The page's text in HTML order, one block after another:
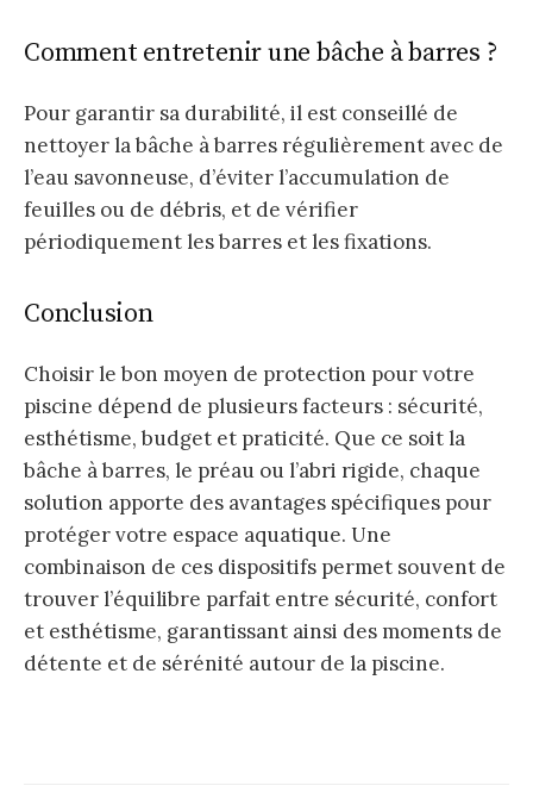
Comment entretenir une bâche à barres ?
Pour garantir sa durabilité, il est conseillé de
nettoyer la bâche à barres régulièrement avec de
l’eau savonneuse, d’éviter l’accumulation de
feuilles ou de débris, et de vérifier
périodiquement les barres et les fixations.
Conclusion
Choisir le bon moyen de protection pour votre
piscine dépend de plusieurs facteurs : sécurité,
esthétisme, budget et praticité. Que ce soit la
bâche à barres, le préau ou l’abri rigide, chaque
solution apporte des avantages spécifiques pour
protéger votre espace aquatique. Une
combinaison de ces dispositifs permet souvent de
trouver l’équilibre parfait entre sécurité, confort
et esthétisme, garantissant ainsi des moments de
détente et de sérénité autour de la piscine.